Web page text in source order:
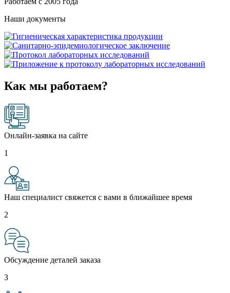
Наши документы
Как мы работаем?
Онлайн-заявка на сайте
1
Наш специалист свяжется с вами в ближайшее время
2
Обсуждение деталей заказа
3